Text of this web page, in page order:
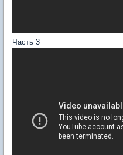
Часть 3